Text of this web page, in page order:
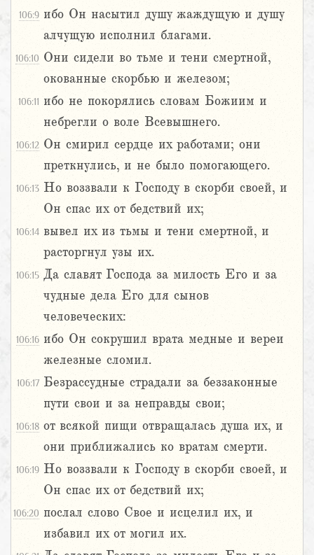
106:9 ибо Он насытил душу жаждущую и душу
алчущую исполнил благами.
106:10 Они сидели во тьме и тени смертной,
окованные скорбью и железом;
106:11 ибо не покорялись словам Божиим и
небрегли о воле Всевышнего.
106:12 Он смирил сердце их работами; они
преткнулись, и не было помогающего.
106:13 Но воззвали к Господу в скорби своей, и
Он спас их от бедствий их;
106:14 вывел их из тьмы и тени смертной, и
расторгнул узы их.
106:15 Да славят Господа за милость Его и за
чудные дела Его для сынов
человеческих:
106:16 ибо Он сокрушил врата медные и вереи
железные сломил.
106:17 Безрассудные страдали за беззаконные
пути свои и за неправды свои;
106:18 от всякой пищи отвращалась душа их, и
они приближались ко вратам смерти.
106:19 Но воззвали к Господу в скорби своей, и
Он спас их от бедствий их;
106:20 послал слово Свое и исцелил их, и
избавил их от могил их.